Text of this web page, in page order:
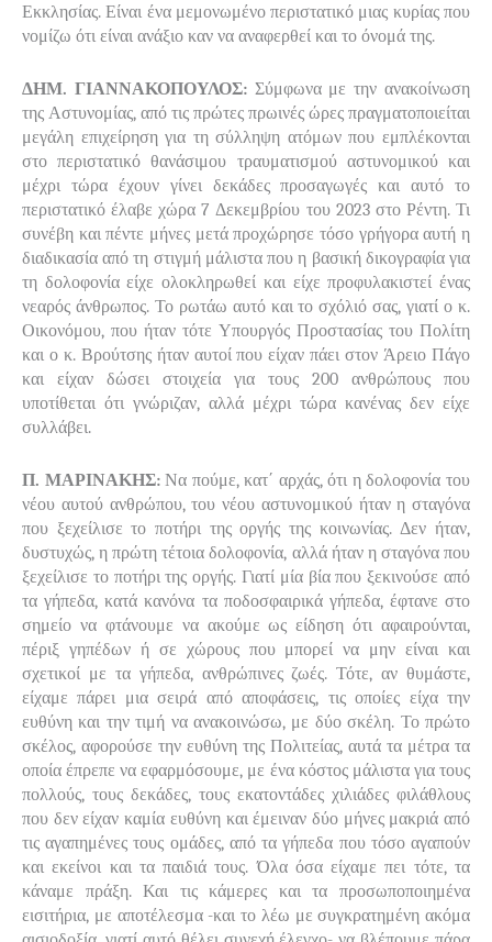
Εκκλησίας. Είναι ένα μεμονωμένο περιστατικό μιας κυρίας που
νομίζω ότι είναι ανάξιο καν να αναφερθεί και το όνομά της.
ΔΗΜ. ΓΙΑΝΝΑΚΟΠΟΥΛΟΣ: Σύμφωνα με την ανακοίνωση
της Αστυνομίας, από τις πρώτες πρωινές ώρες πραγματοποιείται
μεγάλη επιχείρηση για τη σύλληψη ατόμων που εμπλέκονται
στο περιστατικό θανάσιμου τραυματισμού αστυνομικού και
μέχρι τώρα έχουν γίνει δεκάδες προσαγωγές και αυτό το
περιστατικό έλαβε χώρα 7 Δεκεμβρίου του 2023 στο Ρέντη. Τι
συνέβη και πέντε μήνες μετά προχώρησε τόσο γρήγορα αυτή η
διαδικασία από τη στιγμή μάλιστα που η βασική δικογραφία για
τη δολοφονία είχε ολοκληρωθεί και είχε προφυλακιστεί ένας
νεαρός άνθρωπος. Το ρωτάω αυτό και το σχόλιό σας, γιατί ο κ.
Οικονόμου, που ήταν τότε Υπουργός Προστασίας του Πολίτη
και ο κ. Βρούτσης ήταν αυτοί που είχαν πάει στον Άρειο Πάγο
και είχαν δώσει στοιχεία για τους 200 ανθρώπους που
υποτίθεται ότι γνώριζαν, αλλά μέχρι τώρα κανένας δεν είχε
συλλάβει.
Π. ΜΑΡΙΝΑΚΗΣ:Να πούμε, κατ΄ αρχάς, ότι η δολοφονία του
νέου αυτού ανθρώπου, του νέου αστυνομικού ήταν η σταγόνα
που ξεχείλισε το ποτήρι της οργής της κοινωνίας. Δεν ήταν,
δυστυχώς, η πρώτη τέτοια δολοφονία, αλλά ήταν η σταγόνα που
ξεχείλισε το ποτήρι της οργής. Γιατί μία βία που ξεκινούσε από
τα γήπεδα, κατά κανόνα τα ποδοσφαιρικά γήπεδα, έφτανε στο
σημείο να φτάνουμε να ακούμε ως είδηση ότι αφαιρούνται,
πέριξ γηπέδων ή σε χώρους που μπορεί να μην είναι και
σχετικοί με τα γήπεδα, ανθρώπινες ζωές. Τότε, αν θυμάστε,
είχαμε πάρει μια σειρά από αποφάσεις, τις οποίες είχα την
ευθύνη και την τιμή να ανακοινώσω, με δύο σκέλη. Το πρώτο
σκέλος, αφορούσε την ευθύνη της Πολιτείας, αυτά τα μέτρα τα
οποία έπρεπε να εφαρμόσουμε, με ένα κόστος μάλιστα για τους
πολλούς, τους δεκάδες, τους εκατοντάδες χιλιάδες φιλάθλους
που δεν είχαν καμία ευθύνη και έμειναν δύο μήνες μακριά από
τις αγαπημένες τους ομάδες, από τα γήπεδα που τόσο αγαπούν
και εκείνοι και τα παιδιά τους. Όλα όσα είχαμε πει τότε, τα
κάναμε πράξη. Και τις κάμερες και τα προσωποποιημένα
εισιτήρια, με αποτέλεσμα -και το λέω με συγκρατημένη ακόμα